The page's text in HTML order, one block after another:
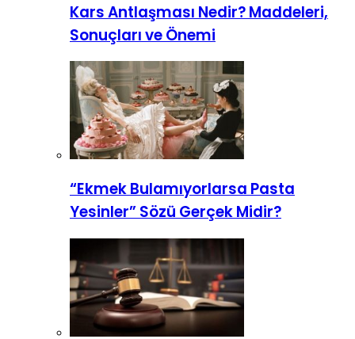
Kars Antlaşması Nedir? Maddeleri,
Sonuçları ve Önemi
“Ekmek Bulamıyorlarsa Pasta
Yesinler” Sözü Gerçek Midir?